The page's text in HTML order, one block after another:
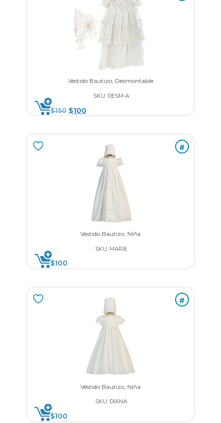
Vestido Bautizo, Desmontable
SKU: DESM-A
$150 $100
#
Vestido Bautizo, Niña
SKU: MARIE
$100
#
Vestido Bautizo, Niña
SKU: DIANA
$100